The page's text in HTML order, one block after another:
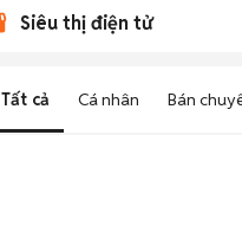
Siêu thị điện tử
Tất cả Cá nhân Bán